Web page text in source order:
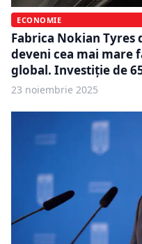
ECONOMIE
Fabrica Nokian Tyres
deveni cea mai mare
global. Investiție de
23 noiembrie 2025